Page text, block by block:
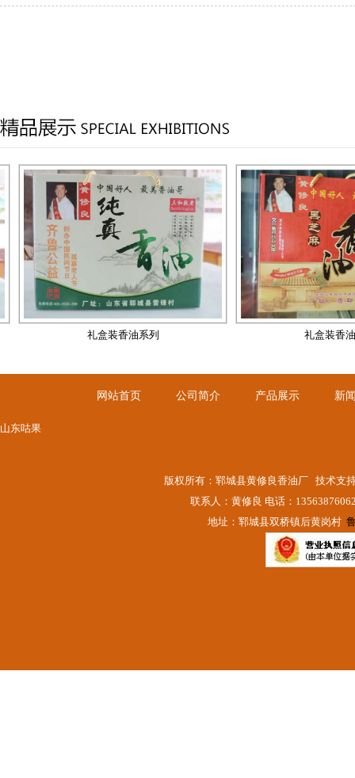
礼盒装香油系列
礼盒装香油系列
礼盒装香油系列 礼盒装香油系
网站首页 公司简介 产品展示 新
山东咕果
版权所有：郓城县黄修良香油厂 技术支
联系人：黄修良 电话：
地址：郓城县双桥镇后黄岗村